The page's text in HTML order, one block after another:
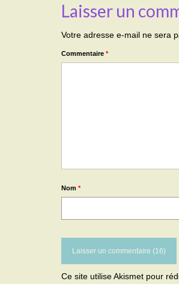
Laisser un
Votre adresse e-mail ne sera
Commentaire *
Nom *
Ce site utilise Akismet pour